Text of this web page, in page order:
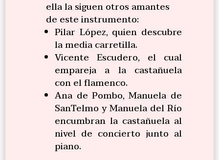
ella la siguen otros amantes
de este instrumento:
Pilar López, quien descubre
la media carretilla.
Vicente Escudero, el cual
empareja a la castañuela
con el flamenco.
Ana de Pombo, Manuela de
SanTelmo y Manuela del Río
encumbran la castañuela al
nivel de concierto junto al
piano.